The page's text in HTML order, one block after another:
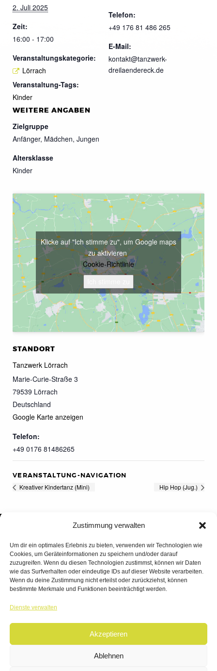
Zustimmung verwalten
Um dir ein optimales Erlebnis zu bieten, verwenden wir Technologien wie
Cookies, um Geräteinformationen zu speichern und/oder darauf
zuzugreifen. Wenn du diesen Technologien zustimmst, können wir Daten
wie das Surfverhalten oder eindeutige IDs auf dieser Website verarbeiten.
Wenn du deine Zustimmung nicht erteilst oder zurückziehst, können
bestimmte Merkmale und Funktionen beeinträchtigt werden.
Dienste verwalten
Akzeptieren
Ablehnen
2. Juli 2025
Zeit:
16:00 - 17:00
Veranstaltungskategorie:
Lörrach
Veranstaltung-Tags:
Kinder
Telefon:
+49 176 81 486 265
E-Mail:
kontakt@tanzwerk-
dreilaendereck.de
WEITERE ANGABEN
Zielgruppe
Anfänger, Mädchen, Jungen
Altersklasse
Kinder
STANDORT
Tanzwerk Lörrach
Marie-Curie-Straße 3
79539 Lörrach
Deutschland
Google Karte anzeigen
Telefon:
+49 0176 81486265
Klicke auf "Ich stimme zu", um Google maps
zu aktivieren
Cookie-Richtlinie
VERANSTALTUNG-NAVIGATION
Kreativer Kindertanz (Mini) Hip Hop (Jug.)
© 2026 | TANZWERK
DATENSCHUTZ